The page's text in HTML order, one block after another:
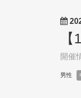
開催
男性